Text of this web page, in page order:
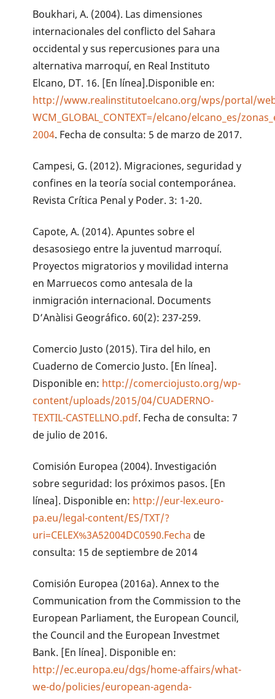
Boukhari, A. (2004). Las dimensiones
internacionales del conflicto del Sahara
occidental y sus repercusiones para una
alternativa marroquí, en Real Instituto
Elcano, DT. 16. [En línea].Disponible en:
http://www.realinstitutoelcano.org/wps/portal/
WCM_GLOBAL_CONTEXT=/elcano/elcano_es/
2004. Fecha de consulta: 5 de marzo de 2017.
Campesi, G. (2012). Migraciones, seguridad y
confines en la teoría social contemporánea.
Revista Crítica Penal y Poder. 3: 1-20.
Capote, A. (2014). Apuntes sobre el
desasosiego entre la juventud marroquí.
Proyectos migratorios y movilidad interna
en Marruecos como antesala de la
inmigración internacional. Documents
D’Anàlisi Geográfico. 60(2): 237-259.
Comercio Justo (2015). Tira del hilo, en
Cuaderno de Comercio Justo. [En línea].
Disponible en: http://comerciojusto.org/wp-
content/uploads/2015/04/CUADERNO-
TEXTIL-CASTELLNO.pdf. Fecha de consulta: 7
de julio de 2016.
Comisión Europea (2004). Investigación
sobre seguridad: los próximos pasos. [En
línea]. Disponible en: http://eur-lex.euro-
pa.eu/legal-content/ES/TXT/?
uri=CELEX%3A52004DC0590.Fecha de
consulta: 15 de septiembre de 2014
Comisión Europea (2016a). Annex to the
Communication from the Commission to the
European Parliament, the European Council,
the Council and the European Investmet
Bank. [En línea]. Disponible en:
http://ec.europa.eu/dgs/home-affairs/what-
we-do/policies/european-agenda-